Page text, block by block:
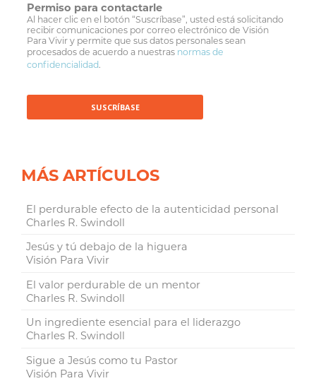
Permiso para contactarle
Al hacer clic en el botón “Suscríbase”, usted está solicitando
recibir comunicaciones por correo electrónico de Visión
Para Vivir y permite que sus datos personales sean
procesados de acuerdo a nuestras normas de
confidencialidad.
MÁS ARTÍCULOS
El perdurable efecto de la autenticidad personal
Charles R. Swindoll
Jesús y tú debajo de la higuera
Visión Para Vivir
El valor perdurable de un mentor
Charles R. Swindoll
Un ingrediente esencial para el liderazgo
Charles R. Swindoll
Sigue a Jesús como tu Pastor
Visión Para Vivir